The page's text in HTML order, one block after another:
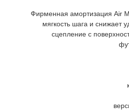
Фирменная амортизация Air
мягкость шага и снижает
сцепление с